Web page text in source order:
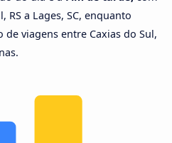
RS a Lages, SC, enquanto
viagens entre Caxias do Sul,